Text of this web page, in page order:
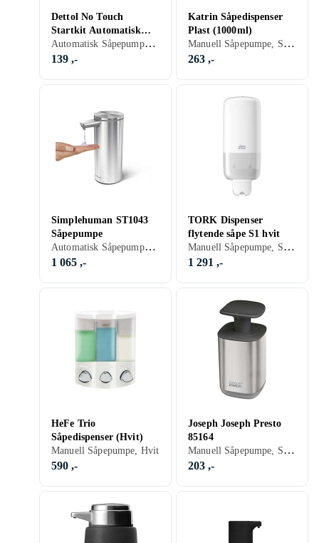
Dettol No Touch
Startkit Automatisk
Såpepumpe 250ml
(Hvit)
Automatisk Såpepumpe, Hvit
139 ,-
Katrin Såpedispenser
Plast (1000ml)
Manuell Såpepumpe, Sort, Hvit
263 ,-
Simplehuman ST1043
Såpepumpe
Automatisk Såpepumpe, Sølv, Grå, Rustfritt stål, Krom
1 065 ,-
TORK Dispenser
flytende såpe S1 hvit
Manuell Såpepumpe, Sort, Hvit
1 291 ,-
HeFe Trio
Såpedispenser (Hvit)
Manuell Såpepumpe, Hvit
590 ,-
Joseph Joseph Presto
85164
Manuell Såpepumpe, Sort, Sølv, Grå, Rustfritt stål, Krom
203 ,-